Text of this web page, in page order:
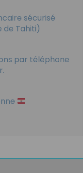
sécurisé
de Tahiti)
par téléphone